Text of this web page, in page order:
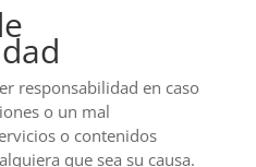
responsabilidad en caso
o un mal
o contenidos
que sea su causa.